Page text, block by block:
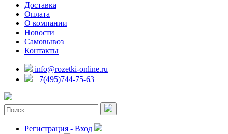
Доставка
Оплата
О компании
Новости
Самовывоз
Контакты
info@rozetki-online.ru
+7(495)744-75-63
Регистрация - Вход